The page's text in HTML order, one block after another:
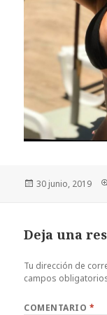
Publicado
30 junio, 2019
Deja una
Tu dirección de
campos
COMENTARIO *